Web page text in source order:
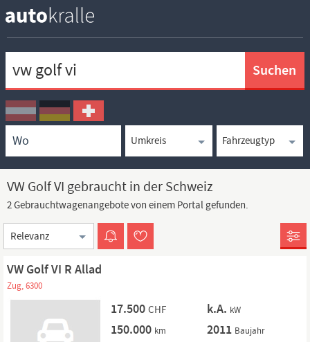
Ortssuche
Umkreissuche
Typsuche
VW Golf VI gebraucht in der Schweiz
2 Gebrauchtwagenangebote von einem Portal gefunden.
Sortierung
VW Golf VI R Allad
Zug, 6300
17.500 CHF k.A. kW
150.000 km 2011 Baujahr